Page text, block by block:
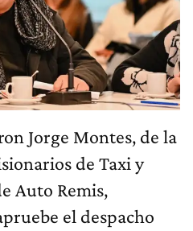
Jorge Montes, de la
de Taxi y
Auto Remis,
el despacho